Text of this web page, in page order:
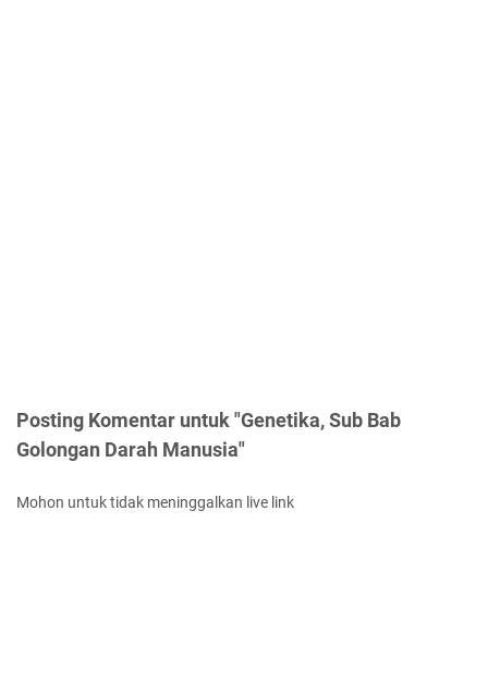
Posting Komentar untuk "Genetika, Sub Bab
Golongan Darah Manusia"
Mohon untuk tidak meninggalkan live link